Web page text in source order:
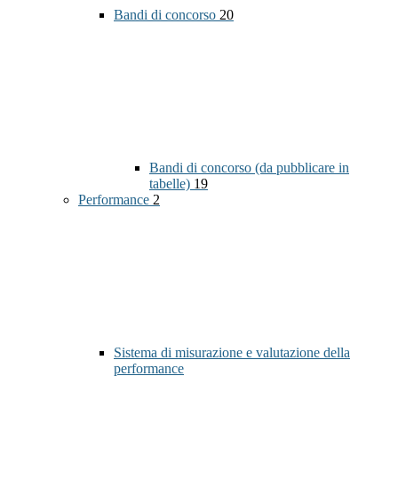
Bandi di concorso 20
Bandi di concorso (da pubblicare in
tabelle) 19
Performance 2
Sistema di misurazione e valutazione della
performance